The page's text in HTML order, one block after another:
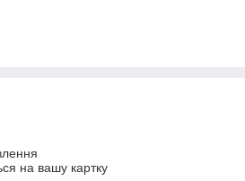
на вашу картку